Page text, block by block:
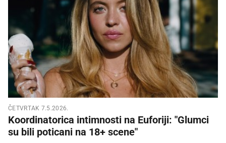
ČETVRTAK 7.5.2026.
Koordinatorica intimnosti na Euforiji: "Glumci
su bili poticani na 18+ scene"